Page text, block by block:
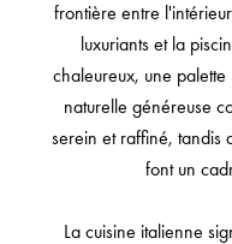
frontière entre
luxuriants et la
chaleureux, une
naturelle généreuse
serein et raffiné, tandis
font un
La cuisine italienne